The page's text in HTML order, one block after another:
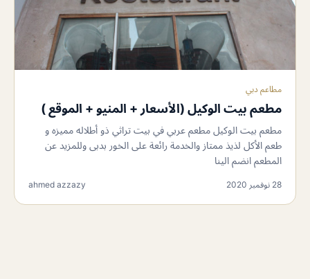
مطاعم دبي
مطعم بيت الوكيل (الأسعار + المنيو + الموقع )
مطعم بيت الوكيل مطعم عربي في بيت تراثي ذو أطلاله مميزه و
طعم الأكل لذيذ ممتاز والخدمة رائعة على الخور بدبى وللمزيد عن
المطعم انضم الينا
28 نوفمبر 2020 ahmed azzazy